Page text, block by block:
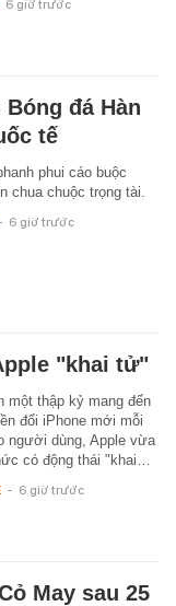
6 giờ trước
đá Hàn
tế
phui cáo buộc
chua chuộc trọng tài.
6 giờ trước
"khai tử"
một thập kỷ mang đến
đổi iPhone mới mỗi
người dùng, Apple vừa
có động thái "khai…
- 6 giờ trước
May sau 25